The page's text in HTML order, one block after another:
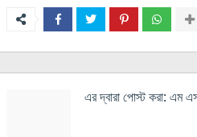
এর দ্বারা পোস্ট করা: এম এস